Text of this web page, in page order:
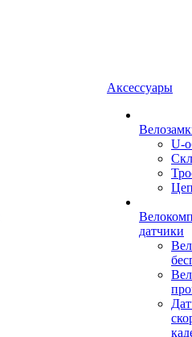
Аксессуары
U-
датчики